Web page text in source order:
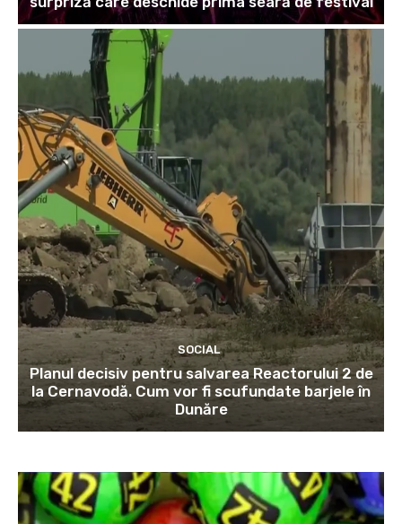
SOCIAL
Planul decisiv pentru salvarea Reactorului 2 de
la Cernavodă. Cum vor fi scufundate barjele în
Dunăre